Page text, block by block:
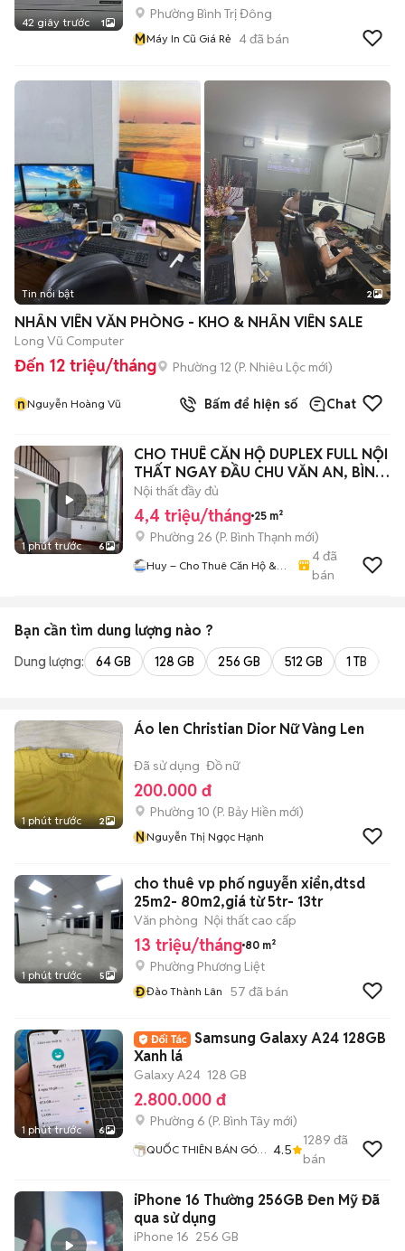
42 giây trước 1
Phường Bình Trị Đông
MMáy In Cũ Giá Rẻ 4đã bán
Tin nổi bật 2
NHÂN VIÊN VĂN PHÒNG - KHO & NHÂN VIÊN SALE
Long Vũ Computer
Đến 12 triệu/tháng Phường 12 (P. Nhiêu Lộc mới)
nNguyễn Hoàng Vũ Bấm để hiện số Chat
1 phút trước 6
CHO THUÊ CĂN HỘ DUPLEX FULL NỘI
THẤT NGAY ĐẦU CHU VĂN AN, BÌNH
THẠNH
Nội thất đầy đủ
4,4 triệu/tháng 25 m²
Phường 26 (P. Bình Thạnh mới)
Huy – Cho Thuê Căn Hộ &
4đã
bán
Bạn cần tìm dung lượng nào ?
Dung lượng: 64 GB 128 GB 256 GB 512 GB 1 TB
1 phút trước 2
Áo len Christian Dior Nữ Vàng Len
Đã sử dụng Đồ nữ
200.000 đ
Phường 10 (P. Bảy Hiền mới)
NNguyễn Thị Ngọc Hạnh
1 phút trước 5
cho thuê vp phố nguyễn xiển,dtsd
25m2- 80m2,giá từ 5tr- 13tr
Văn phòng Nội thất cao cấp
13 triệu/tháng 80 m²
Phường Phương Liệt
ĐĐào Thành Lân 57 đã bán
1 phút trước 6
Samsung Galaxy A24 128GB
Xanh lá
Galaxy A24 128 GB
2.800.000 đ
Phường 6 (P. Bình Tây mới)
QUỐC THIÊN BÁN GÓP
4.5
1289 đã
bán
iPhone 16 Thường 256GB Đen Mỹ Đã
qua sử dụng
iPhone 16 256 GB